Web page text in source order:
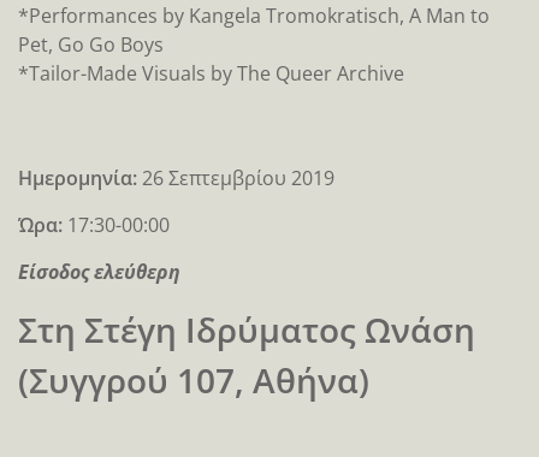
*Performances by Kangela Tromokratisch, A Man to
Pet, Go Go Boys
*Tailor-Made Visuals by The Queer Archive
Ημερομηνία:26 Σεπτεμβρίου 2019
Ώρα: 17:30-00:00
Είσοδος ελεύθερη
Στη Στέγη Ιδρύματος Ωνάση
(Συγγρού 107, Αθήνα)